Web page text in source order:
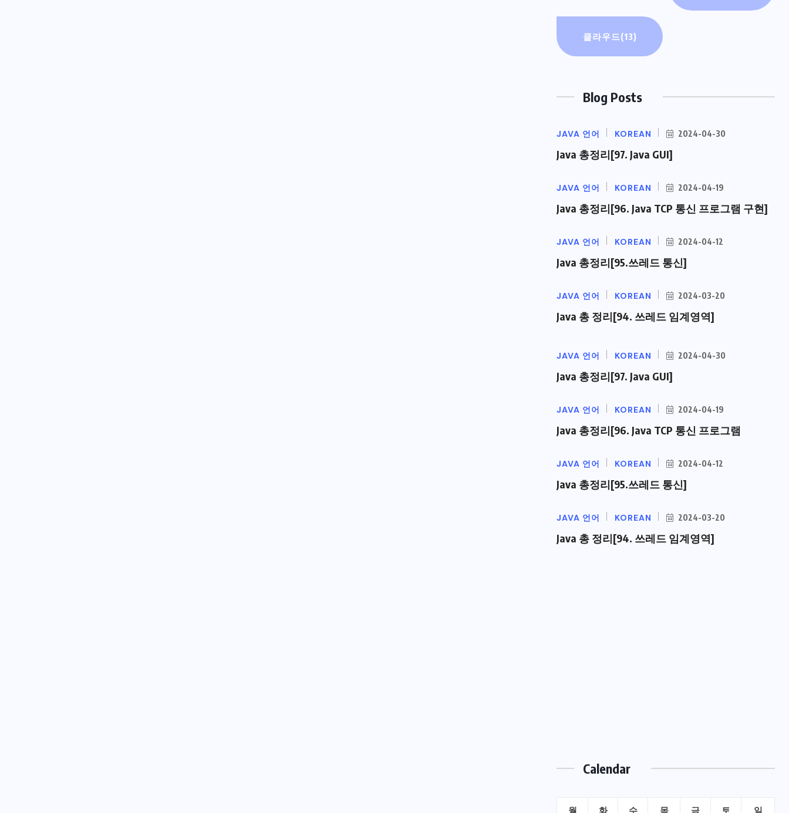
클라우드(13)
Blog Posts
JAVA 언어 KOREAN 2024-04-30
Java 총정리[97. Java GUI]
JAVA 언어 KOREAN 2024-04-19
Java 총정리[96. Java TCP 통신 프로그램 구현]
JAVA 언어 KOREAN 2024-04-12
Java 총정리[95.쓰레드 통신]
JAVA 언어 KOREAN 2024-03-20
Java 총 정리[94. 쓰레드 임계영역]
JAVA 언어 KOREAN 2024-04-30
Java 총정리[97. Java GUI]
JAVA 언어 KOREAN 2024-04-19
Java 총정리[96. Java TCP 통신 프로그램
JAVA 언어 KOREAN 2024-04-12
Java 총정리[95.쓰레드 통신]
JAVA 언어 KOREAN 2024-03-20
Java 총 정리[94. 쓰레드 임계영역]
Calendar
월 화 수 목 금 토 일